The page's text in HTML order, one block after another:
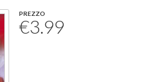
PREZZO
€3.99